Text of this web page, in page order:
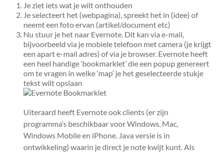
Je ziet iets wat je wilt onthouden
Je selecteert het (webpagina), spreekt het in (idee) of
neemt een foto ervan (artikel/document etc)
Nu stuur je het naar Evernote. Dit kan via e-mail,
bijvoorbeeld via je mobiele telefoon met camera (je krijgt
een apart e-mail adres) of via je browser. Evernote heeft
een heel handige ‘bookmarklet’ die een popup genereert
om te vragen in welke ‘map’ je het geselecteerde stukje
tekst wilt opslaan
Uiteraard heeft Evernote ook clients (er zijn
programma’s beschikbaar voor Windows, Mac,
Windows Mobile en iPhone. Java versie is in
ontwikkeling) waarin je direct je note kwijt kunt. Als